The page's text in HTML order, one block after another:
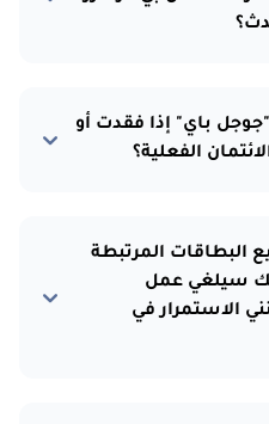
باي" إذا فقدت أو
الفعلية؟
البطاقات المرتبطة
سيلغي عمل
الاستمرار في